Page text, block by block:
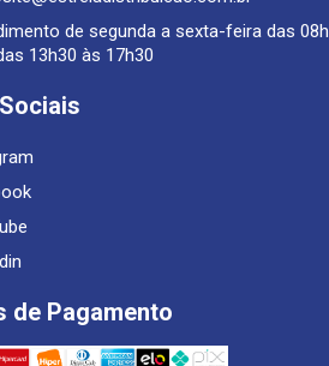
de segunda a sexta-feira das 08h
13h30 às 17h30
de Pagamento